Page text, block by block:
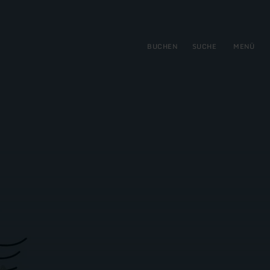
BUCHEN SUCHE MENÜ